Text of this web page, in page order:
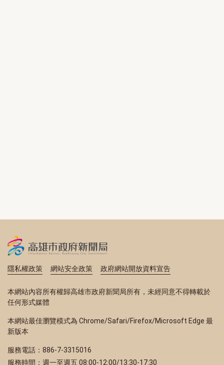
隱私權政策 網站安全政策 政府網站開放資料宣告
本網站內容所有權歸高雄市政府新聞局所有，未經同意不得轉載於
任何形式媒體
本網站最佳瀏覽模式為 Chrome/Safari/Firefox/Microsoft Edge 最
新版本
服務電話：886-7-3315016
服務時間：週一至週五 08:00-12:00/13:30-17:30